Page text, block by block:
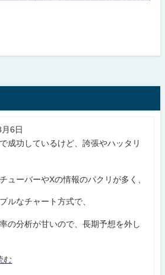
6日
成功しているけど、誇張やハッタリ
ューバーやXの情報のパクリが多く、
ルなチャート方式で、
の分析が甘いので、長期予想を外し
む